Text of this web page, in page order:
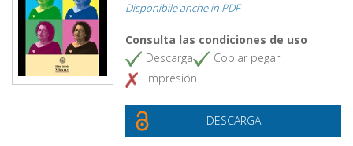
Disponibile anche in PDF
Consulta las condiciones de uso
Descarga
Copiar pegar
Impresión
DESCARGA